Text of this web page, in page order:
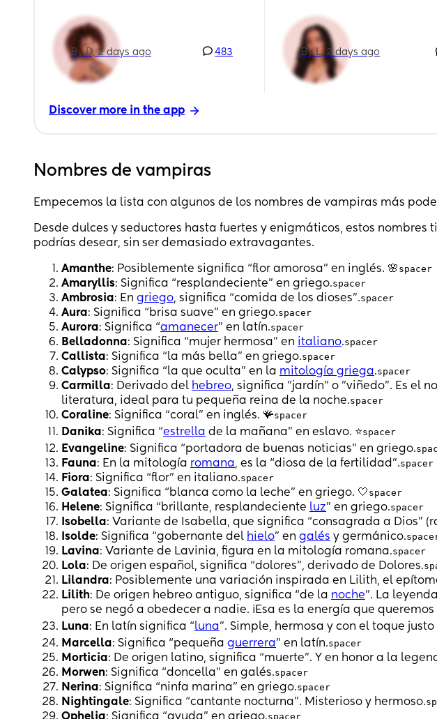
By D, 2 days ago 483 By L, 2 days ago
Discover more in the app
Nombres de vampiras
Empecemos la lista con algunos de los nombres de vampiras más
Desde dulces y seductores hasta fuertes y enigmáticos, estos nombres
podrías desear, sin ser demasiado extravagantes.
Amanthe: Posiblemente significa “flor amorosa” en inglés. 🌸 spacer
Amaryllis: Significa “resplandeciente” en griego.spacer
Ambrosia: En griego, significa “comida de los dioses”.spacer
Aura: Significa “brisa suave” en griego.spacer
Aurora: Significa “amanecer” en latín.spacer
Belladonna: Significa “mujer hermosa” en italiano.spacer
Callista: Significa “la más bella” en griego.spacer
Calypso: Significa “la que oculta” en la mitología griega.spacer
Carmilla: Derivado del hebreo, significa "jardín" o "viñedo". Es el
literatura, ideal para tu pequeña reina de la noche.spacer
Coraline: Significa “coral” en inglés. 🪸spacer
Danika: Significa “estrella de la mañana” en eslavo. ⭐spacer
Evangeline: Significa “portadora de buenas noticias” en griego.
Fauna: En la mitología romana, es la “diosa de la fertilidad”.spacer
Fiora: Significa “flor” en italiano.spacer
Galatea: Significa “blanca como la leche” en griego. 🤍 spacer
Helene: Significa “brillante, resplandeciente luz” en griego.spacer
Isobella: Variante de Isabella, que significa “consagrada a Dios”
Isolde: Significa “gobernante del hielo” en galés y germánico.
Lavina: Variante de Lavinia, figura en la mitología romana.spacer
Lola: De origen español, significa “dolores”, derivado de Dolores.
Lilandra: Posiblemente una variación inspirada en Lilith, el
Lilith: De origen hebreo antiguo, significa “de la noche”. La
pero se negó a obedecer a nadie. ¡Esa es la energía que
Luna: En latín significa “luna”. Simple, hermosa y con el toque
Marcella: Significa “pequeña guerrera” en latín.spacer
Morticia: De origen latino, significa “muerte”. Y en honor a la
Morwen: Significa “doncella” en galés.spacer
Nerina: Significa “ninfa marina” en griego.spacer
Nightingale: Significa “cantante nocturna”. Misterioso y hermoso.
spacer